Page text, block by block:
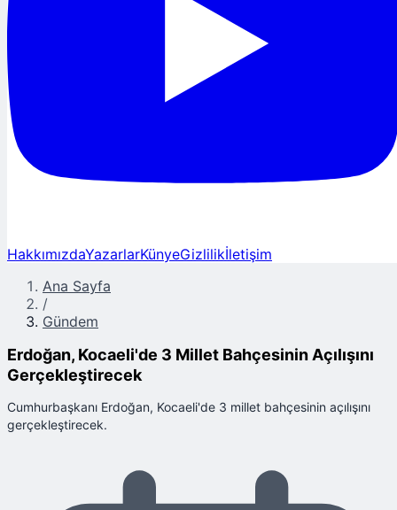
HakkımızdaYazarlarKünyeGizlilikİletişim
Ana Sayfa
/
Gündem
Erdoğan, Kocaeli'de 3 Millet Bahçesinin Açılışını
Gerçekleştirecek
Cumhurbaşkanı Erdoğan, Kocaeli'de 3 millet bahçesinin açılışını
gerçekleştirecek.